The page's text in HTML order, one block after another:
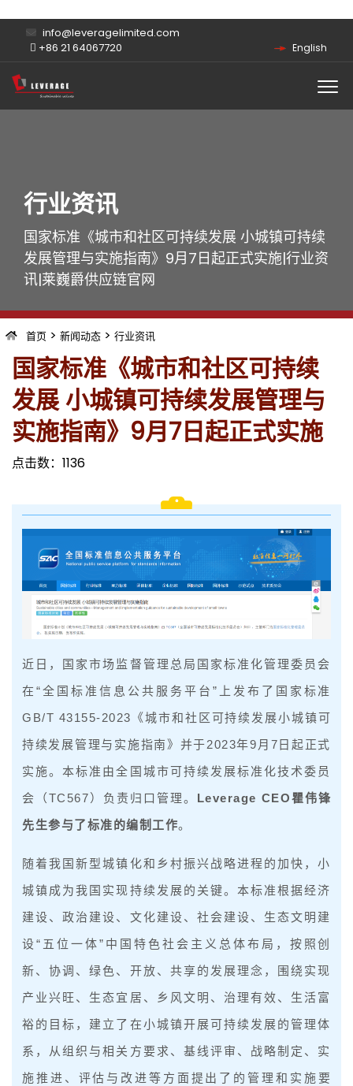
info@leveragelimited.com
+86 21 64067720
English
行业资讯
国家标准《城市和社区可持续发展 小城镇可持续
发展管理与实施指南》9月7日起正式实施|行业资
讯|莱巍爵供应链官网
首页 > 新闻动态 > 行业资讯
国家标准《城市和社区可持续
发展 小城镇可持续发展管理与
实施指南》9月7日起正式实施
点击数： 1136
近日，国家市场监督管理总局国家标准化管理委员会
在“全国标准信息公共服务平台”上发布了国家标准
GB/T 43155-2023《城市和社区可持续发展小城镇可
持续发展管理与实施指南》并于2023年9月7日起正式
实施。本标准由全国城市可持续发展标准化技术委员
会（TC567）负责归口管理。 Leverage CEO瞿伟锋
先生参与了标准的编制工作。
随着我国新型城镇化和乡村振兴战略进程的加快，小
城镇成为我国实现持续发展的关键。本标准根据经济
建设、政治建设、文化建设、社会建设、生态文明建
设“五位一体”中国特色社会主义总体布局，按照创
新、协调、绿色、开放、共享的发展理念，围绕实现
产业兴旺、生态宜居、乡风文明、治理有效、生活富
裕的目标，建立了在小城镇开展可持续发展的管理体
系，从组织与相关方要求、基线评审、战略制定、实
施推进、评估与改进等方面提出了的管理和实施要